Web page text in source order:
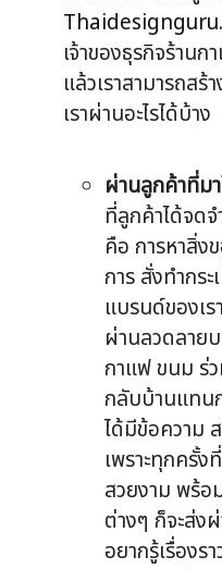
เจ้าของธุรกิจร้าน
แล้วเราสามารถส
เราผ่านอะไรได้บ้าง
ผ่านลูกค้าที่ม
ที่ลูกค้าได้จด
คือ การหาสิ่ง
การ สั่งทำกร
แบรนด์ของเร
ผ่านลวดลาย
กาแฟ ขนม ร่
กลับบ้านแทน
ได้มีข้อความ
เพราะทุกครั้
สวยงาม พร้อ
ต่างๆ ก็จะส่ง
อยากรู้เรื่องร